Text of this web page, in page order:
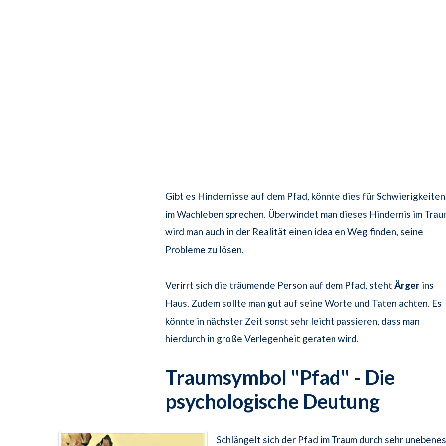
Gibt es Hindernisse auf dem Pfad, könnte dies für Schwierigkeiten
im Wachleben sprechen. Überwindet man dieses Hindernis im
wird man auch in der Realität einen idealen Weg finden, seine
Probleme zu lösen.
Verirrt sich die träumende Person auf dem Pfad, steht Ärger ins
Haus. Zudem sollte man gut auf seine Worte und Taten achten. Es
könnte in nächster Zeit sonst sehr leicht passieren, dass man
hierdurch in große Verlegenheit geraten wird.
Traumsymbol "Pfad" - Die
psychologische Deutung
Schlängelt sich der Pfad im Traum durch sehr